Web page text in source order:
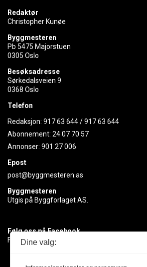
Redaktør
Christopher Kunøe
Byggmesteren
Pb 5475 Majorstuen
0305 Oslo
Besøksadresse
Sørkedalsveien 9
0368 Oslo
Telefon
Redaksjon: 917 63 644/917 63 644
Abonnement: 24 07 70 57
Annonser: 901 27 006
Epost
post@byggmesteren.as
Byggmesteren
Utgis på Byggforlaget AS.
Følg oss på Facebook
Få med deg det siste innen byggebransjen
Dine valg: